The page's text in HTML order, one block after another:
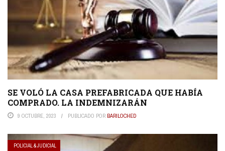
SE VOLÓ LA CASA PREFABRICADA QUE HABÍA
COMPRADO. LA INDEMNIZARÁN
9 OCTUBRE, 2023 PUBLICADO POR BARILOCHED
POLICIAL & JUDICIAL